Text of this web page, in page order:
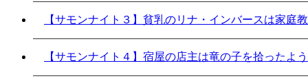
【サモンナイト３】貧乳のリナ・インバースは家庭
【サモンナイト４】宿屋の店主は竜の子を拾ったよ